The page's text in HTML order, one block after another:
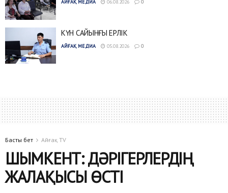
АЙҒАҚ МЕДИА 06.08.2026 0
КҮН САЙЫНҒЫ ЕРЛІК
АЙҒАҚ МЕДИА 05.08.2026 0
Басты бет Айғақ TV
ШЫМКЕНТ: ДӘРІГЕРЛЕРДІҢ
ЖАЛАҚЫСЫ ӨСТІ